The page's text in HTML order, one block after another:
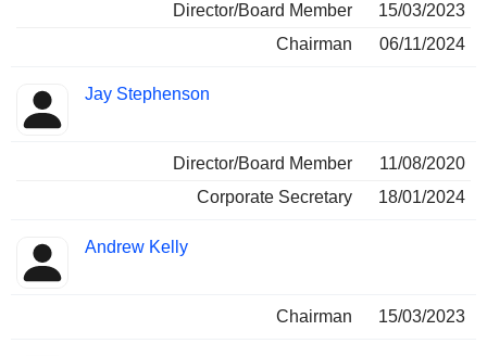
Director/Board Member
15/03/2023
Chairman
06/11/2024
Jay Stephenson
Director/Board Member
11/08/2020
Corporate Secretary
18/01/2024
Andrew Kelly
Chairman 15/03/2023